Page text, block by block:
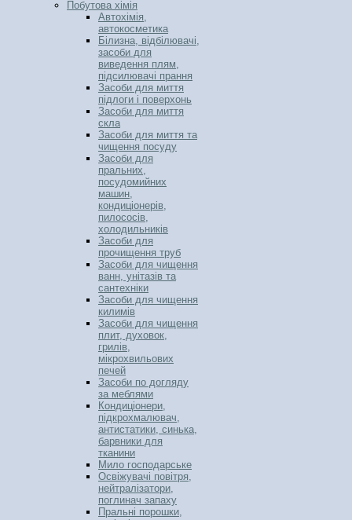
Побутова хімія
Автохімія,
автокосметика
Білизна, відбілювачі,
засоби для
виведення плям,
підсилювачі прання
Засоби для миття
підлоги і поверхонь
Засоби для миття
скла
Засоби для миття та
чищення посуду
Засоби для
пральних,
посудомийних
машин,
кондиціонерів,
пилососів,
холодильників
Засоби для
прочищення труб
Засоби для чищення
ванн, унітазів та
сантехніки
Засоби для чищення
килимів
Засоби для чищення
плит, духовок,
грилів,
мікрохвильових
печей
Засоби по догляду
за меблями
Кондиціонери,
підкрохмалювач,
антистатики, синька,
барвники для
тканини
Мило господарське
Освіжувачі повітря,
нейтралізатори,
поглинач запаху
Пральні порошки,